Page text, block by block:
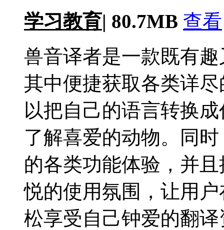
学习教育| 80.7MB 查看
兽音译者是一款既有
其中便捷获取各类详
以把自己的语言转换
了解喜爱的动物。同
的各类功能体验，并
悦的使用氛围，让用
松享受自己钟爱的翻